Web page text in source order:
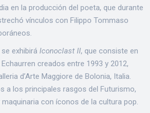
en la producción del poeta, que durante
vínculos con Filippo Tommaso
exhibirá Iconoclast II, que consiste en
creados entre 1993 y 2012,
d’Arte Maggiore de Bolonia, Italia.
a los principales rasgos del Futurismo,
con íconos de la cultura pop.